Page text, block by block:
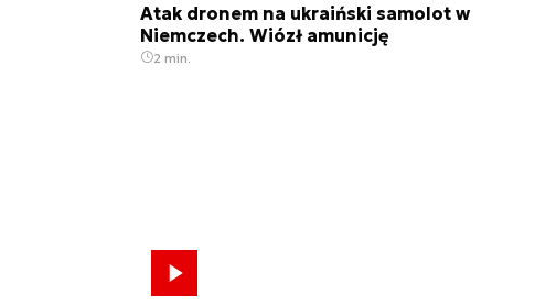
Atak dronem na ukraiński samolot w
Niemczech. Wiózł amunicję
2 min.